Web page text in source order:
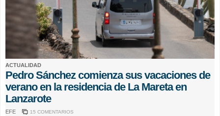
ACTUALIDAD
Pedro Sánchez comienza sus vacaciones de
verano en la residencia de La Mareta en
Lanzarote
EFE 15 COMENTARIOS